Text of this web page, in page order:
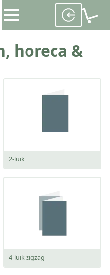
horeca &
2-luik
4-luik zigzag